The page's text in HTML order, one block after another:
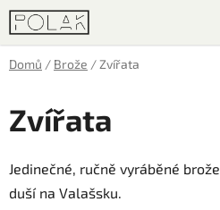
Přejít
obsah
Domů / Brože / Zvířata
Zvířata
Jedinečné, ručně vyráběné
duší na Valašsku.